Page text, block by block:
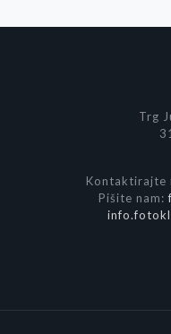
Trg
Kontaktirajte
Pišite nam: